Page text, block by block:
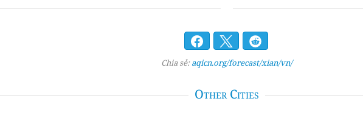
Chia sẻ: aqicn.org/forecast/xian/vn/
Other Cities